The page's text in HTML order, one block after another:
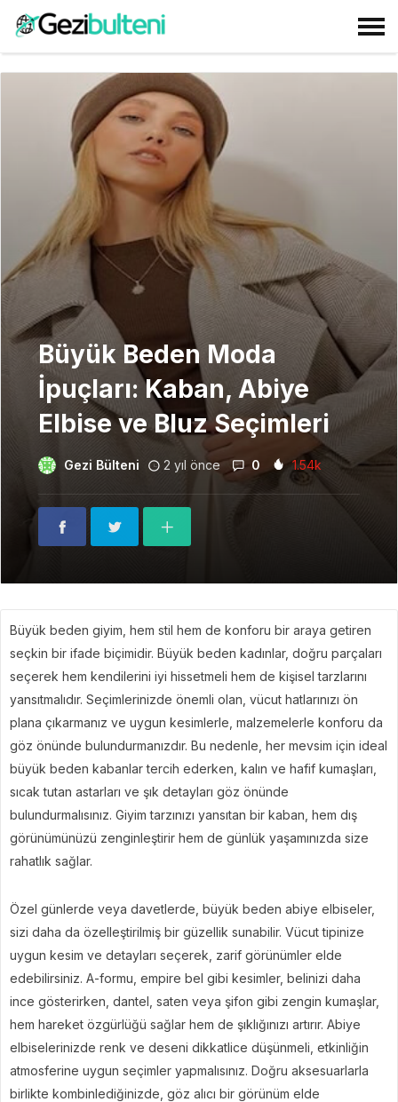
Büyük Beden Moda
İpuçları: Kaban, Abiye
Elbise ve Bluz Seçimleri
Gezi Bülteni 2 yıl önce 0 1.54k
Büyük beden giyim, hem stil hem de konforu bir araya getiren
seçkin bir ifade biçimidir. Büyük beden kadınlar, doğru parçaları
seçerek hem kendilerini iyi hissetmeli hem de kişisel tarzlarını
yansıtmalıdır. Seçimlerinizde önemli olan, vücut hatlarınızı ön
plana çıkarmanız ve uygun kesimlerle, malzemelerle konforu da
göz önünde bulundurmanızdır. Bu nedenle, her mevsim için ideal
büyük beden kabanlar tercih ederken, kalın ve hafif kumaşları,
sıcak tutan astarları ve şık detayları göz önünde
bulundurmalısınız. Giyim tarzınızı yansıtan bir kaban, hem dış
görünümünüzü zenginleştirir hem de günlük yaşamınızda size
rahatlık sağlar.
Özel günlerde veya davetlerde, büyük beden abiye elbiseler,
sizi daha da özelleştirilmiş bir güzellik sunabilir. Vücut tipinize
uygun kesim ve detayları seçerek, zarif görünümler elde
edebilirsiniz. A-formu, empire bel gibi kesimler, belinizi daha
ince gösterirken, dantel, saten veya şifon gibi zengin kumaşlar,
hem hareket özgürlüğü sağlar hem de şıklığınızı artırır. Abiye
elbiselerinizde renk ve deseni dikkatlice düşünmeli, etkinliğin
atmosferine uygun seçimler yapmalısınız. Doğru aksesuarlarla
birlikte kombinlediğinizde, göz alıcı bir görünüm elde